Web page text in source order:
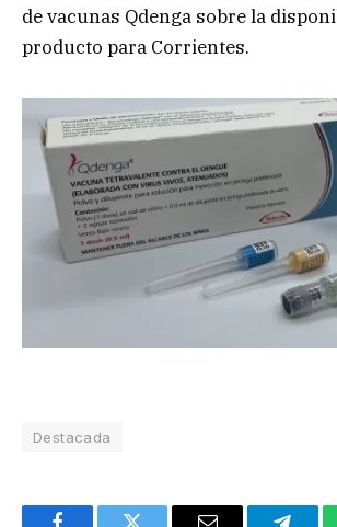
de vacunas Qdenga sobre la
producto para Corrientes.
Destacada